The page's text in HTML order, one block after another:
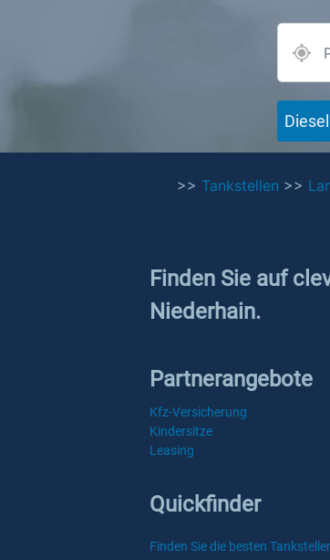
Diesel
>> Tankstellen >>
Finden Sie auf
Niederhain.
Partnerangebote
Kfz-Versicherung
Kindersitze
Leasing
Quickfinder
Finden Sie die besten